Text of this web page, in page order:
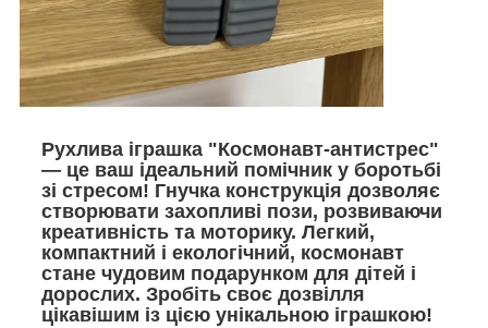
Рухлива іграшка "Космонавт-антистрес"
— це ваш ідеальний помічник у боротьбі
зі стресом! Гнучка конструкція дозволяє
створювати захопливі пози, розвиваючи
креативність та моторику. Легкий,
компактний і екологічний, космонавт
стане чудовим подарунком для дітей і
дорослих. Зробіть своє дозвілля
цікавішим із цією унікальною іграшкою!